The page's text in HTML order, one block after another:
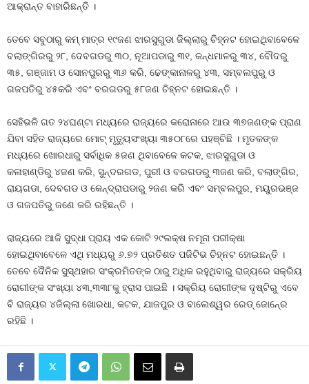
ଆକ୍ରାନ୍ତ ବାହାରିଛନ୍ତି ।
ତେବେ ସବୁଠାରୁ କମ୍‍ ମାତ୍ର ୧୯ଜଣ ଝାରସୁଗୁଡା ଜିଲ୍ଲାରୁ ଚିହ୍ନଟ ହୋଇଥିବାବେଳେ
ବଲାଙ୍ଗିରରୁ ୨୮, ଦେବଗଡରୁ ୩୦, ନୂଆପଡାରୁ ୩୧, କନ୍ଧମାଳରୁ ୩୪, ବୌଦରୁ
୩୫, ଗଞ୍ଜାମ ଓ ସୋନପୁରରୁ ୩୬ କରି, ଢେଙ୍କାନାଳରୁ ୪୩, ସମ୍ବଲପୁରୁ ଓ
ଗଜପତିରୁ ୪୫କରି ଏବଂ ବରଗଡରୁ ୫୮ଜଣ ଚିହ୍ନଟ ହୋଇଛନ୍ତି ।
ସେହିଭଳି ଗତ ୨୪ଘଣ୍ଟା ମଧ୍ୟରେ ରାଜ୍ୟରେ କରୋନାରେ ଆଉ ୩୭ଜଣଙ୍କ ପ୍ରାଣ
ଯିବା ସହିତ ରାଜ୍ୟରେ ମୋଟ୍‍ ମୃତ୍ୟୁସଂଖ୍ୟା ୩୫୦୮ରେ ପହଞ୍ଚିଛି । ମୃତକଙ୍କ
ମଧ୍ୟରେ ଖୋରଧାରୁ ସର୍ବାଧିକ ୫ଜଣ ଥିବାବେଳେ କଟକ, ଝାରସୁଗୁଡା ଓ
କଳାହାଣ୍ଡିରୁ ୪ଜଣ କରି, ସୁନ୍ଦରଗଡ, ପୁରୀ ଓ ବରଗଡରୁ ୩ଜଣ କରି, ବଲାଙ୍ଗିର,
ରାୟଗଡା, ଦେବଗଡ ଓ କେନ୍ଦ୍ରାପଡାରୁ ୨ଜଣ କରି ଏବଂ ସମ୍ବଲପୁର, ମୟୁରଭଞ୍ଜ
ଓ ଗଜପତିରୁ ଜଣେ କରି ରହିଛନ୍ତି ।
ରାଜ୍ୟରେ ଆଜି ସୁଦ୍ଧା ପ୍ରାୟ ଏକ କୋଟି ୨୯ଲକ୍ଷ ନମୂନା ପରୀକ୍ଷା
ହୋଇଥିବାବେଳେ ଏଥି ମଧ୍ୟରୁ ୬.୭୨ ପ୍ରତିଶତ ପଜିଟିଭ ଚିହ୍ନଟ ହୋଇଛନ୍ତି ।
ତେବେ ଦୈନିକ ସୁସ୍ଥହାର ସଂକ୍ରମିତଙ୍କ ଠାରୁ ଅଧିକ ରହୁଥିବାରୁ ରାଜ୍ୟରେ ସକ୍ରିୟ
ରୋଗୀଙ୍କ ସଂଖ୍ୟା ୪୩,୩୩୮କୁ ହ୍ରାସ ପାଇଛି । ସକ୍ରିୟ ରୋଗୀଙ୍କ ଦୃଷ୍ଟିରୁ ଏବେ
ବି ରାଜ୍ୟର ୪ଜିଲ୍ଲା ଖୋରଧା, କଟକ, ଯାଜପୁର ଓ ବାଲେଶ୍ୱର ରେଡ୍‍ ଜୋନ୍‍ରେ
ରହିଛି ।